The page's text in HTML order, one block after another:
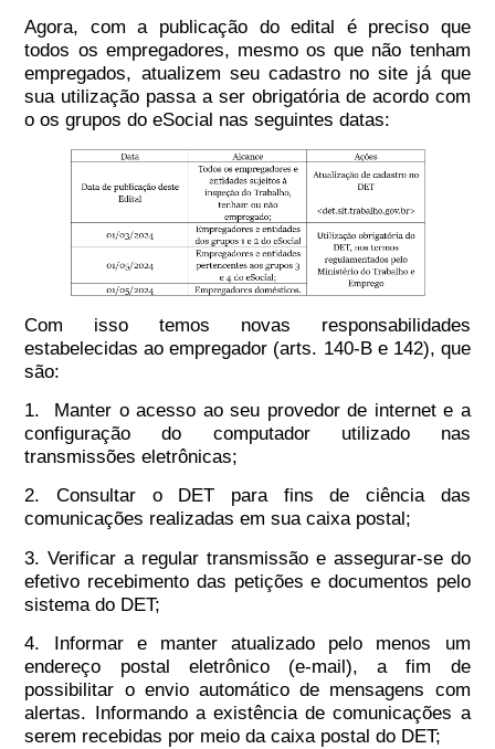
Agora, com a publicação do edital é preciso que
todos os empregadores, mesmo os que não tenham
empregados, atualizem seu cadastro no site já que
sua utilização passa a ser obrigatória de acordo com
o os grupos do eSocial nas seguintes datas:
Com isso temos novas responsabilidades
estabelecidas ao empregador (arts. 140-B e 142), que
são:
1. Manter o acesso ao seu provedor de internet e a
configuração do computador utilizado nas
transmissões eletrônicas;
2. Consultar o DET para fins de ciência das
comunicações realizadas em sua caixa postal;
3. Verificar a regular transmissão e assegurar-se do
efetivo recebimento das petições e documentos pelo
sistema do DET;
4. Informar e manter atualizado pelo menos um
endereço postal eletrônico (e-mail), a fim de
possibilitar o envio automático de mensagens com
alertas. Informando a existência de comunicações a
serem recebidas por meio da caixa postal do DET;